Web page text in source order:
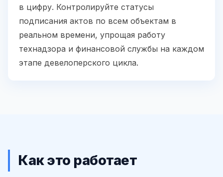
в цифру. Контролируйте статусы
подписания актов по всем объектам в
реальном времени, упрощая работу
технадзора и финансовой службы на каждом
этапе девелоперского цикла.
Как это работает